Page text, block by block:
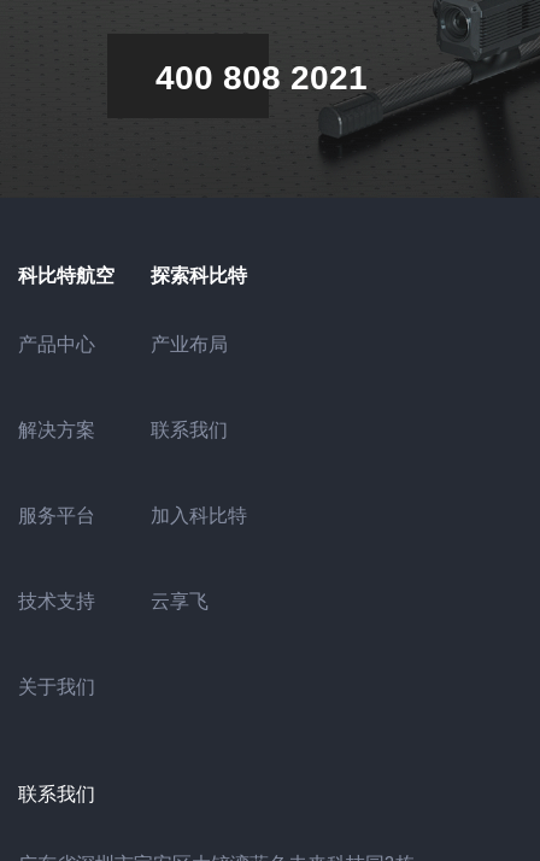
400 808 2021
科比特航空
产品中心
解决方案
服务平台
技术支持
关于我们
探索科比特
产业布局
联系我们
加入科比特
云享飞
联系我们